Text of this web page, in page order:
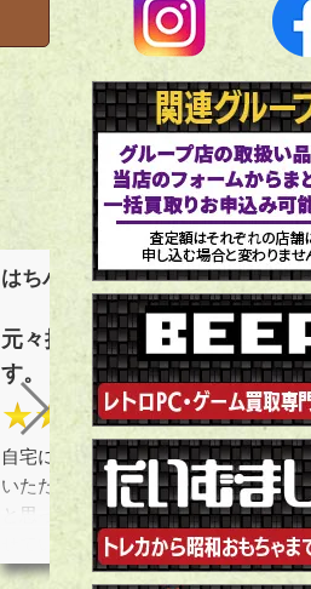
はちパパ 様
元々捨てるつもりでいたプラ
す。
★★★★★
自宅に山積みとなっていた、制作済
いただきました。 元々、置き場所が
と思っていたところ、こちらで完成
せていただきました。
引用元:
ヒカカク